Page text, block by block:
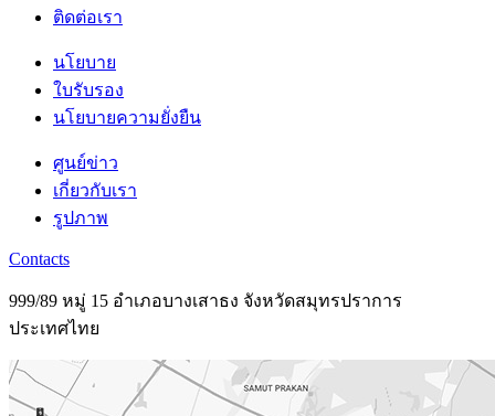
ติดต่อเรา
นโยบาย
ใบรับรอง
นโยบายความยั่งยืน
ศูนย์ข่าว
เกี่ยวกับเรา
รูปภาพ
Contacts
999/89 หมู่ 15 อำเภอบางเสาธง จังหวัดสมุทรปราการ
ประเทศไทย